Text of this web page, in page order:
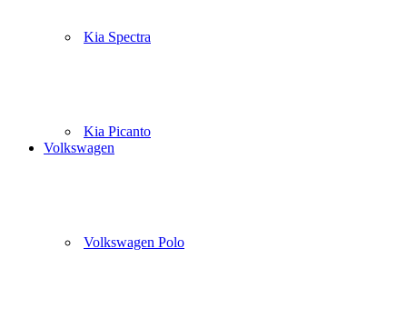
Kia Spectra
Kia Picanto
Volkswagen
Volkswagen Polo